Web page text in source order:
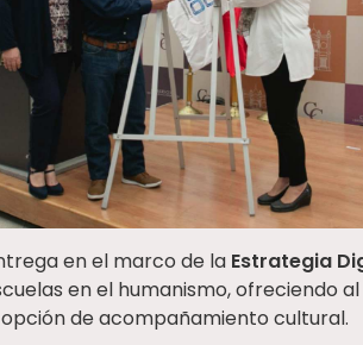
en el marco de la Estrategia
en el humanismo, ofreciendo
de acompañamiento cultural.